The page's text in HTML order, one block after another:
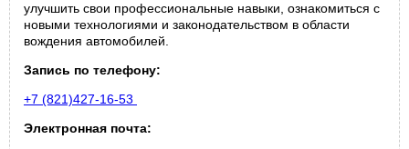
улучшить свои профессиональные навыки, ознакомиться с
новыми технологиями и законодательством в области
вождения автомобилей.
Запись по телефону:
+7 (821)427-16-53
Электронная почта: